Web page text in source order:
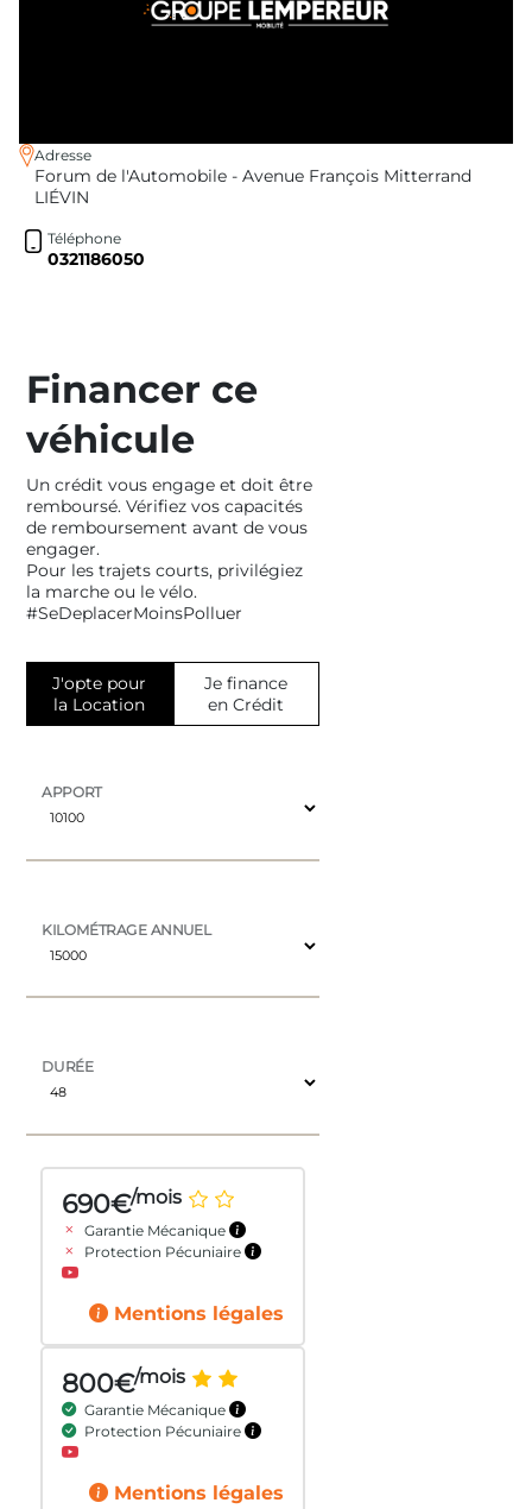
Adresse
Forum de l'Automobile - Avenue François Mitterrand
LIÉVIN
Téléphone
0321186050
Financer ce
véhicule
Un crédit vous engage et doit être
remboursé. Vérifiez vos capacités
de remboursement avant de vous
engager.
Pour les trajets courts, privilégiez
la marche ou le vélo.
#SeDeplacerMoinsPolluer
J'opte pour
la Location
Je finance
en Crédit
APPORT
KILOMÉTRAGE ANNUEL
DURÉE
690€/mois
Garantie Mécanique
Protection Pécuniaire
Mentions légales
800€/mois
Garantie Mécanique
Protection Pécuniaire
Mentions légales